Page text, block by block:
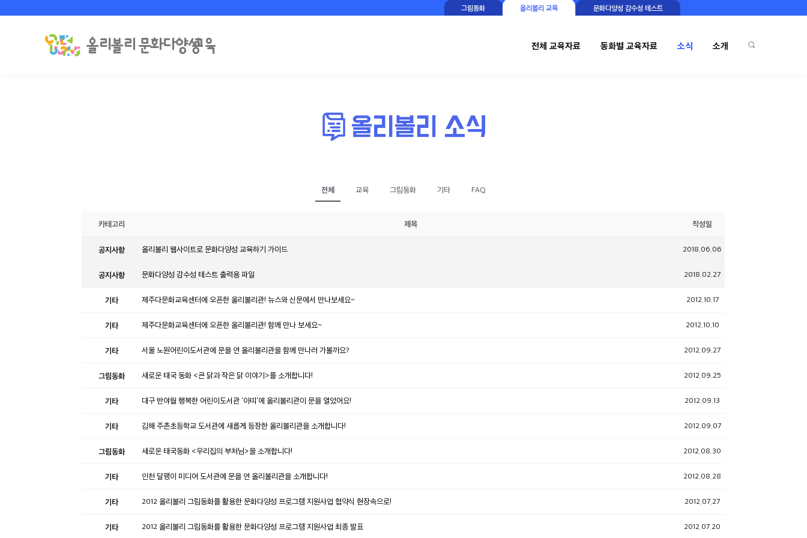
그림동화 올리볼리 교육 문화다양성 감수성 테스트
전체 교육자료 동화별 교육자료 소식 소개
전체 교육 그림동화 기타 FAQ
카테고리 제목 작성일
공지사항 올리볼리 웹사이트로 문화다양성 교육하기 가이드 2018.06.06
공지사항 문화다양성 감수성 테스트 출력용 파일 2018.02.27
기타 제주다문화교육센터에 오픈한 올리볼리관! 뉴스와 신문에서 만나보세요~ 2012.10.17
기타 제주다문화교육센터에 오픈한 올리볼리관! 함께 만나 보세요~ 2012.10.10
기타 서울 노원어린이도서관에 문을 연 올리볼리관을 함께 만나러 가볼까요? 2012.09.27
그림동화 새로운 태국 동화 <큰 닭과 작은 닭 이야기>를 소개합니다! 2012.09.25
기타 대구 반야월 행복한 어린이도서관 '아띠'에 올리볼리관이 문을 열었어요! 2012.09.13
기타 김해 주촌초등학교 도서관에 새롭게 등장한 올리볼리관을 소개합니다! 2012.09.07
그림동화 새로운 태국동화 <우리집의 부처님>을 소개합니다! 2012.08.30
기타 인천 달팽이 미디어 도서관에 문을 연 올리볼리관을 소개합니다! 2012.08.28
기타 2012 올리볼리 그림동화를 활용한 문화다양성 프로그램 지원사업 협약식 현장속으로! 2012.07.27
기타 2012 올리볼리 그림동화를 활용한 문화다양성 프로그램 지원사업 최종 발표 2012.07.20